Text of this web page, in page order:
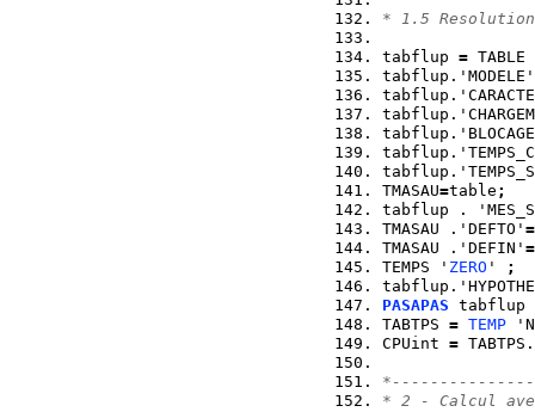
* 1.5 Resolution
tabflup = TABLE
TMASAU=table ;
tabflup .
TMASAU .'DEFTO' =
TMASAU .'DEFIN' =
TEMPS ' ZERO '
;
PASAPAS tabflup
TABTPS = TEMP
CPUint =
* 2 - Calcul